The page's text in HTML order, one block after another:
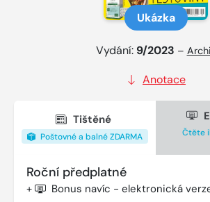
Ukázka
Vydání: 9/2023 –
Anotace
Tištěné
Poštovné a balné ZDARMA Čtěte
Roční předplatné
+ Bonus navíc - elektronická